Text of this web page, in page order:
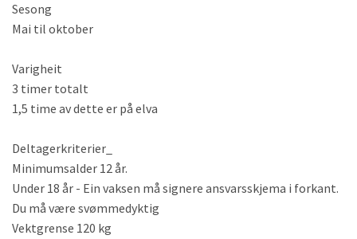
Sesong
Mai til oktober
Varigheit
3 timer totalt
1,5 time av dette er på elva
Deltagerkriterier_
Minimumsalder 12 år.
Under 18 år - Ein vaksen må signere ansvarsskjema i forkant.
Du må være svømmedyktig
Vektgrense 120 kg